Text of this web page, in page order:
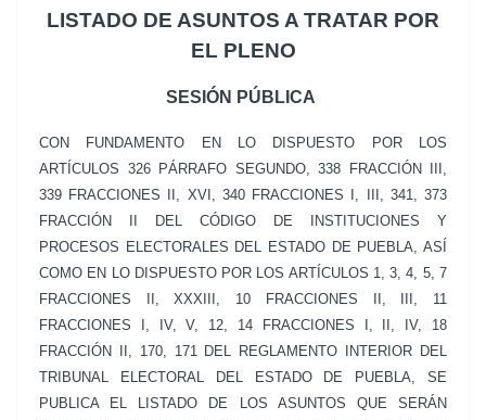
LISTADO DE ASUNTOS A TRATAR POR
EL PLENO
SESIÓN PÚBLICA
CON FUNDAMENTO EN LO DISPUESTO POR LOS
ARTÍCULOS 326 PÁRRAFO SEGUNDO, 338 FRACCIÓN III,
339 FRACCIONES II, XVI, 340 FRACCIONES I, III, 341, 373
FRACCIÓN II DEL CÓDIGO DE INSTITUCIONES Y
PROCESOS ELECTORALES DEL ESTADO DE PUEBLA, ASÍ
COMO EN LO DISPUESTO POR LOS ARTÍCULOS 1, 3, 4, 5, 7
FRACCIONES II, XXXIII, 10 FRACCIONES II, III, 11
FRACCIONES I, IV, V, 12, 14 FRACCIONES I, II, IV, 18
FRACCIÓN II, 170, 171 DEL REGLAMENTO INTERIOR DEL
TRIBUNAL ELECTORAL DEL ESTADO DE PUEBLA, SE
PUBLICA EL LISTADO DE LOS ASUNTOS QUE SERÁN